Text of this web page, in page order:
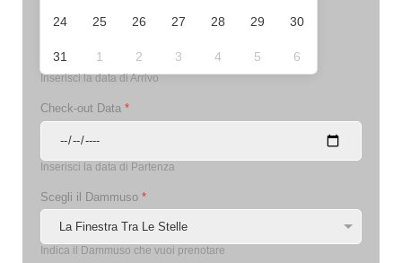
24 25 26 27 28 29 30
31 1 2 3 4 5 6
Inserisci la data di Arrivo
Check-out Data *
Inserisci la data di Partenza
Scegli il Dammuso *
Indica il Dammuso che vuoi prenotare